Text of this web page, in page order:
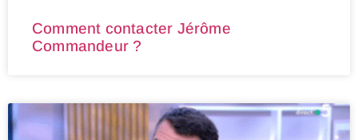
Comment contacter Jérôme
Commandeur ?